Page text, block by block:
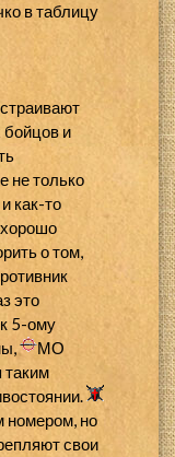
в таблицу
и
не только
как-то
о том,
это
5-ому
МО
таким
номером, но
свои